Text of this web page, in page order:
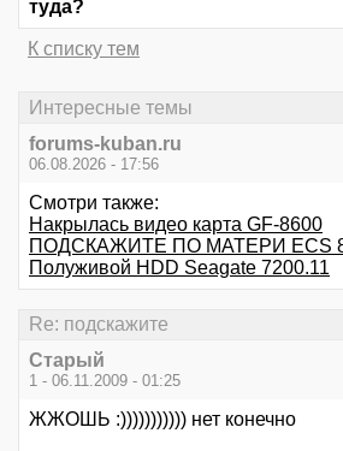
туда?
К списку тем
Интересные темы
forums-kuban.ru
06.08.2026 - 17:56
Смотри также:
Накрылась видео карта GF-8600
ПОДСКАЖИТЕ ПО МАТЕРИ ECS
Полуживой HDD Seagate 7200.11
Re: подскажите
Старый
1 - 06.11.2009 - 01:25
ЖЖОШЬ :))))))))))) нет конечно